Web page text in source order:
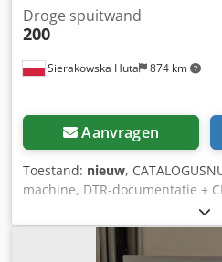
Sierakowska Huta 874 km
Droge spuitwand
200
Aanvragen
Toestand: nieuw,
machine, DTR-documentatie +
Djdpex Uz Rmjfx Aflsck - nuttige
frontbreedte: 2500 mm -
1700/1950 mm - max.